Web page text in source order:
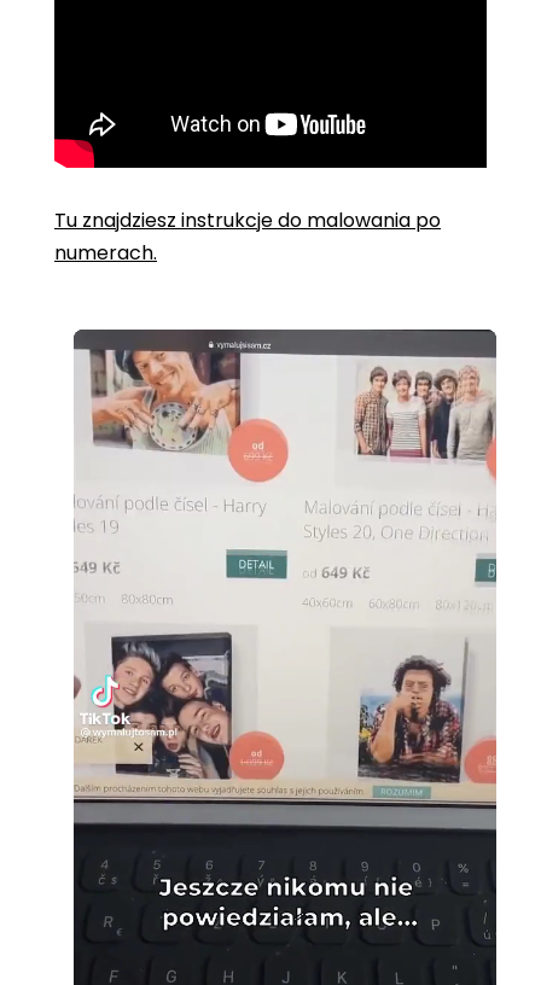
Tu znajdziesz instrukcje do malowania po
numerach.